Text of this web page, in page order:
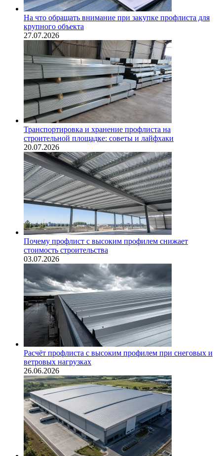
На что обращать внимание при закупке профлиста для
крупного объекта
27.07.2026
Транспортировка и хранение профлиста на
строительной площадке: советы и лайфхаки
20.07.2026
Почему профлист с высоким профилем снижает
стоимость строительства
03.07.2026
Расчёт профлиста с высоким профилем при снеговых и
ветровых нагрузках
26.06.2026